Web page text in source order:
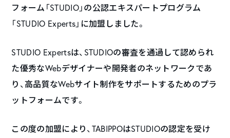
フォーム「STUDIO」の公認エキスパートプログラム
「STUDIO Experts」に加盟しました。
STUDIO Expertsは、STUDIOの審査を通過して認められ
た優秀なWebデザイナーや開発者のネットワークであ
り、高品質なWebサイト制作をサポートするためのプラ
ットフォームです。
この度の加盟により、TABIPPOはSTUDIOの認定を受け